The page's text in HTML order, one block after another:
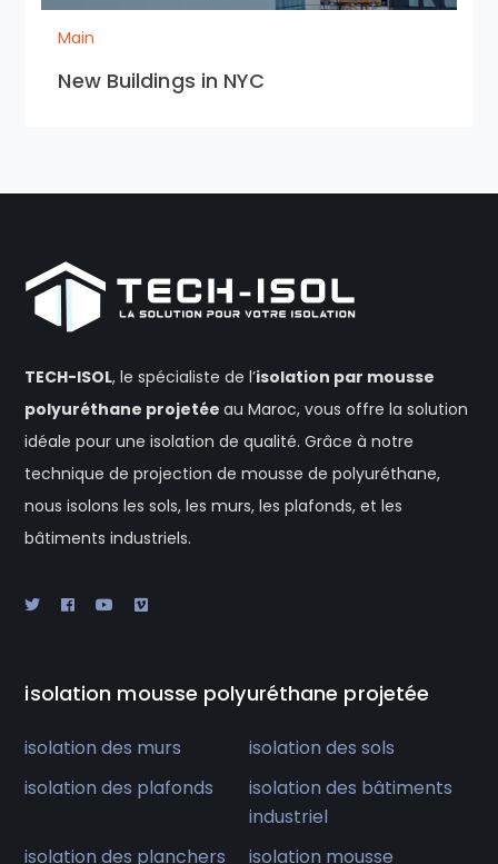
Main
New Buildings in NYC
TECH-ISOL, le spécialiste de l’isolation par mousse
polyuréthane projetéeau Maroc, vous offre la solution
idéale pour une isolation de qualité. Grâce à notre
technique de projection de mousse de polyuréthane,
nous isolons les sols, les murs, les plafonds, et les
bâtiments industriels.
isolation mousse polyuréthane projetée
isolation des murs
isolation des sols
isolation des plafonds
isolation des bâtiments
industriel
isolation des planchers
isolation mousse